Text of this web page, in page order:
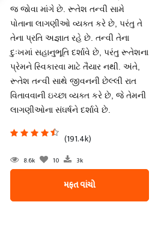
જ જોવા માંગે છે. રૂતેશ તન્વી સામે
પોતાના લાગણીઓ વ્યક્ત કરે છે, પરંતુ તે
તેના પ્રતિ અજ્ઞાત રહે છે. તન્વી તેના
દુઃખમાં સહાનુભૂતિ દર્શાવે છે, પરંતુ રૂતેશના
પ્રેમને સ્વિકારવા માટે તૈયાર નથી. અંતે,
રૂતેશ તન્વી સાથે જીવનની છેલ્લી રાત
વિતાવવાની ઇચ્છા વ્યક્ત કરે છે, જે તેમની
લાગણીઓના સંઘર્ષને દર્શાવે છે.
(191.4k)
8.6k 10 3k
મફત વાંચો